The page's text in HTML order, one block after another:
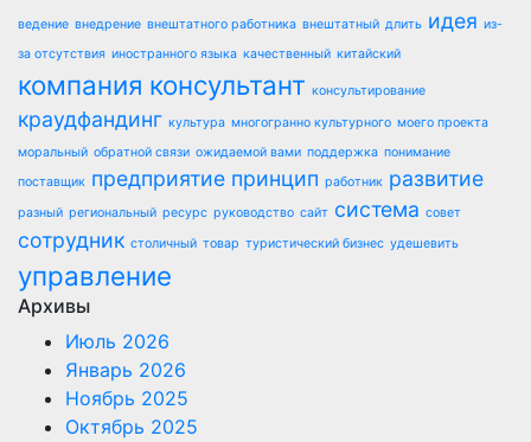
ведение внедрение внештатного работника внештатный длить идея из-
за отсутствия иностранного языка качественный китайский
компания консультант консультирование
краудфандинг культура многогранно культурного моего проекта
моральный обратной связи ожидаемой вами поддержка понимание
поставщик предприятие принцип работник развитие
разный региональный ресурс руководство сайт система совет
сотрудник столичный товар туристический бизнес удешевить
управление
Архивы
Июль 2026
Январь 2026
Ноябрь 2025
Октябрь 2025